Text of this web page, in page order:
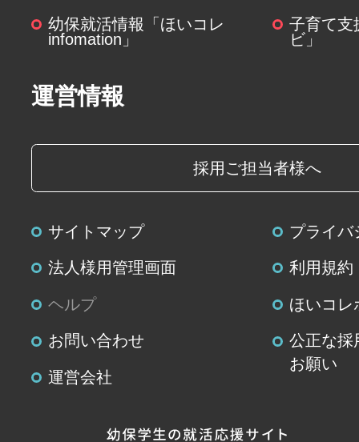
幼保就活情報「ほいコレ
infomation」
子育て支
ビ」
運営情報
採用ご担当者様へ
サイトマップ プライバ
法人様用管理画面 利用規約
ヘルプ ほいコレ
お問い合わせ
公正な採
お願い
運営会社